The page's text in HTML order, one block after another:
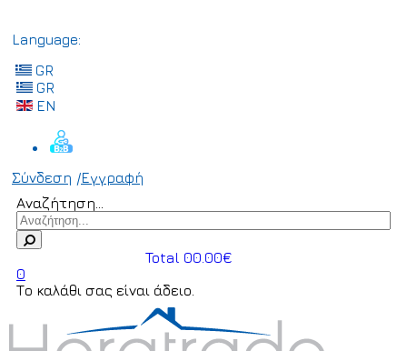
Language:
GR
GR
EN
Σύνδεση /Εγγραφή
Αναζήτηση...
Total 00.00€
0
Το καλάθι σας είναι άδειο.